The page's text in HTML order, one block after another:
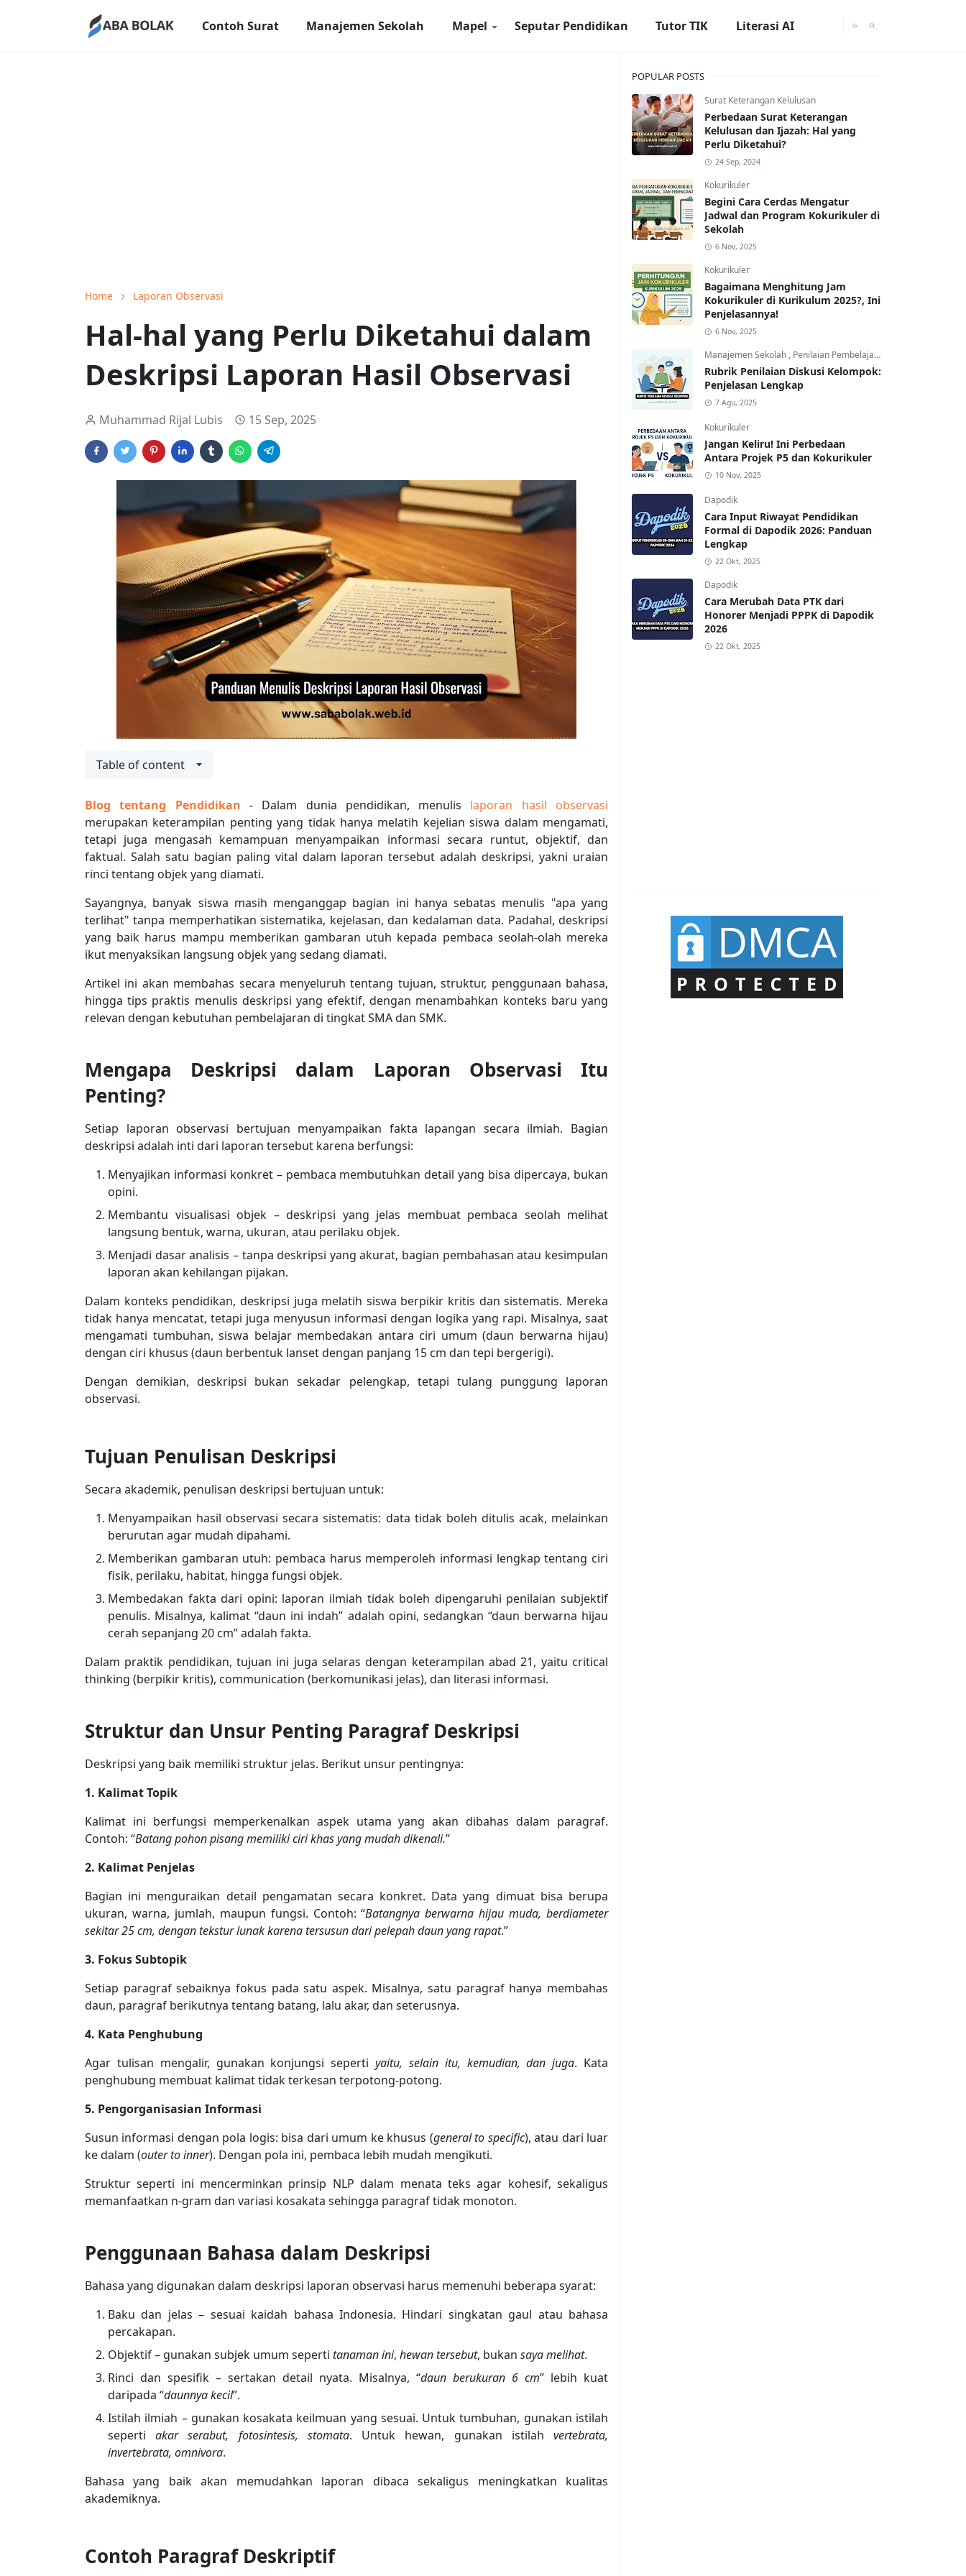
Contoh Surat Manajemen Sekolah Mapel Seputar Pendidikan Tutor TIK Literasi AI
Home Laporan Observasi
Hal-hal yang Perlu Diketahui dalam
Deskripsi Laporan Hasil Observasi
Muhammad Rijal Lubis 15 Sep, 2025
Table of content
Blog tentang Pendidikan - Dalam dunia pendidikan, menulis laporan hasil observasi
merupakan keterampilan penting yang tidak hanya melatih kejelian siswa dalam mengamati,
tetapi juga mengasah kemampuan menyampaikan informasi secara runtut, objektif, dan
faktual. Salah satu bagian paling vital dalam laporan tersebut adalah deskripsi, yakni uraian
rinci tentang objek yang diamati.
Sayangnya, banyak siswa masih menganggap bagian ini hanya sebatas menulis "apa yang
terlihat" tanpa memperhatikan sistematika, kejelasan, dan kedalaman data. Padahal, deskripsi
yang baik harus mampu memberikan gambaran utuh kepada pembaca seolah-olah mereka
ikut menyaksikan langsung objek yang sedang diamati.
Artikel ini akan membahas secara menyeluruh tentang tujuan, struktur, penggunaan bahasa,
hingga tips praktis menulis deskripsi yang efektif, dengan menambahkan konteks baru yang
relevan dengan kebutuhan pembelajaran di tingkat SMA dan SMK.
Mengapa Deskripsi dalam Laporan Observasi Itu
Penting?
Setiap laporan observasi bertujuan menyampaikan fakta lapangan secara ilmiah. Bagian
deskripsi adalah inti dari laporan tersebut karena berfungsi:
Menyajikan informasi konkret – pembaca membutuhkan detail yang bisa dipercaya, bukan
opini.
Membantu visualisasi objek – deskripsi yang jelas membuat pembaca seolah melihat
langsung bentuk, warna, ukuran, atau perilaku objek.
Menjadi dasar analisis – tanpa deskripsi yang akurat, bagian pembahasan atau kesimpulan
laporan akan kehilangan pijakan.
Dalam konteks pendidikan, deskripsi juga melatih siswa berpikir kritis dan sistematis. Mereka
tidak hanya mencatat, tetapi juga menyusun informasi dengan logika yang rapi. Misalnya, saat
mengamati tumbuhan, siswa belajar membedakan antara ciri umum (daun berwarna hijau)
dengan ciri khusus (daun berbentuk lanset dengan panjang 15 cm dan tepi bergerigi).
Dengan demikian, deskripsi bukan sekadar pelengkap, tetapi tulang punggung laporan
observasi.
Tujuan Penulisan Deskripsi
Secara akademik, penulisan deskripsi bertujuan untuk:
Menyampaikan hasil observasi secara sistematis: data tidak boleh ditulis acak, melainkan
berurutan agar mudah dipahami.
Memberikan gambaran utuh: pembaca harus memperoleh informasi lengkap tentang ciri
fisik, perilaku, habitat, hingga fungsi objek.
Membedakan fakta dari opini: laporan ilmiah tidak boleh dipengaruhi penilaian subjektif
penulis. Misalnya, kalimat “daun ini indah” adalah opini, sedangkan “daun berwarna hijau
cerah sepanjang 20 cm” adalah fakta.
Dalam praktik pendidikan, tujuan ini juga selaras dengan keterampilan abad 21, yaitu critical
thinking (berpikir kritis), communication (berkomunikasi jelas), dan literasi informasi.
Struktur dan Unsur Penting Paragraf Deskripsi
Deskripsi yang baik memiliki struktur jelas. Berikut unsur pentingnya:
1. Kalimat Topik
Kalimat ini berfungsi memperkenalkan aspek utama yang akan dibahas dalam paragraf.
Contoh: “Batang pohon pisang memiliki ciri khas yang mudah dikenali.”
2. Kalimat Penjelas
Bagian ini menguraikan detail pengamatan secara konkret. Data yang dimuat bisa berupa
ukuran, warna, jumlah, maupun fungsi. Contoh: “Batangnya berwarna hijau muda, berdiameter
sekitar 25 cm, dengan tekstur lunak karena tersusun dari pelepah daun yang rapat.”
3. Fokus Subtopik
Setiap paragraf sebaiknya fokus pada satu aspek. Misalnya, satu paragraf hanya membahas
daun, paragraf berikutnya tentang batang, lalu akar, dan seterusnya.
4. Kata Penghubung
Agar tulisan mengalir, gunakan konjungsi seperti yaitu, selain itu, kemudian, dan juga. Kata
penghubung membuat kalimat tidak terkesan terpotong-potong.
5. Pengorganisasian Informasi
Susun informasi dengan pola logis: bisa dari umum ke khusus (general to specific), atau dari luar
ke dalam (outer to inner). Dengan pola ini, pembaca lebih mudah mengikuti.
Struktur seperti ini mencerminkan prinsip NLP dalam menata teks agar kohesif, sekaligus
memanfaatkan n-gram dan variasi kosakata sehingga paragraf tidak monoton.
Penggunaan Bahasa dalam Deskripsi
Bahasa yang digunakan dalam deskripsi laporan observasi harus memenuhi beberapa syarat:
Baku dan jelas – sesuai kaidah bahasa Indonesia. Hindari singkatan gaul atau bahasa
percakapan.
Objektif – gunakan subjek umum seperti tanaman ini, hewan tersebut, bukan saya melihat.
Rinci dan spesifik – sertakan detail nyata. Misalnya, “daun berukuran 6 cm” lebih kuat
daripada “daunnya kecil”.
Istilah ilmiah – gunakan kosakata keilmuan yang sesuai. Untuk tumbuhan, gunakan istilah
sepertiakar serabut, fotosintesis, stomata. Untuk hewan, gunakan istilahvertebrata,
invertebrata, omnivora.
Bahasa yang baik akan memudahkan laporan dibaca sekaligus meningkatkan kualitas
akademiknya.
Contoh Paragraf Deskriptif
POPULAR POSTS
Surat Keterangan Kelulusan
Perbedaan Surat Keterangan
Kelulusan dan Ijazah: Hal yang
Perlu Diketahui?
24 Sep, 2024
Kokurikuler
Begini Cara Cerdas Mengatur
Jadwal dan Program Kokurikuler di
Sekolah
6 Nov, 2025
Kokurikuler
Bagaimana Menghitung Jam
Kokurikuler di Kurikulum 2025?, Ini
Penjelasannya!
6 Nov, 2025
Manajemen Sekolah , Penilaian Pembelajaran
Rubrik Penilaian Diskusi Kelompok:
Penjelasan Lengkap
7 Agu, 2025
Kokurikuler
Jangan Keliru! Ini Perbedaan
Antara Projek P5 dan Kokurikuler
10 Nov, 2025
Dapodik
Cara Input Riwayat Pendidikan
Formal di Dapodik 2026: Panduan
Lengkap
22 Okt, 2025
Dapodik
Cara Merubah Data PTK dari
Honorer Menjadi PPPK di Dapodik
2026
22 Okt, 2025